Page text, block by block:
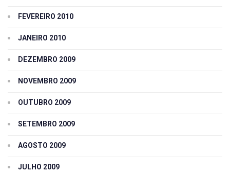
FEVEREIRO 2010
JANEIRO 2010
DEZEMBRO 2009
NOVEMBRO 2009
OUTUBRO 2009
SETEMBRO 2009
AGOSTO 2009
JULHO 2009